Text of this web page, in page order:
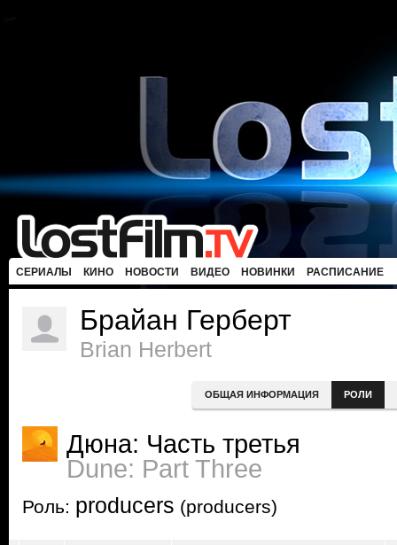
СЕРИАЛЫ КИНО НОВОСТИ ВИДЕО НОВИНКИ РАСПИСАНИЕ
Брайан Герберт
Brian Herbert
ОБЩАЯ ИНФОРМАЦИЯ РОЛИ
Дюна: Часть третья
Dune: Part Three
Роль: producers (producers)